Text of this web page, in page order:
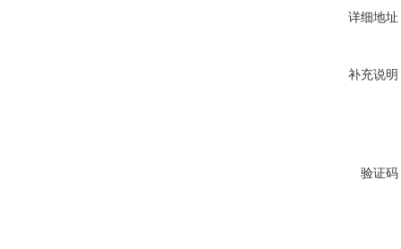
详细地址
补充说明
验证码